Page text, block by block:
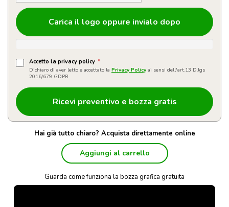
Carica il logo oppure invialo dopo
Accetto la privacy policy *
Dichiaro di aver letto e accettato la Privacy Policy ai sensi dell'art.13 D.lgs
2016/679 GDPR
Hai già tutto chiaro? Acquista direttamente online
Aggiungi al carrello
Guarda come funziona la bozza grafica gratuita